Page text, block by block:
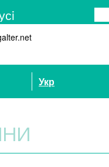
Укр